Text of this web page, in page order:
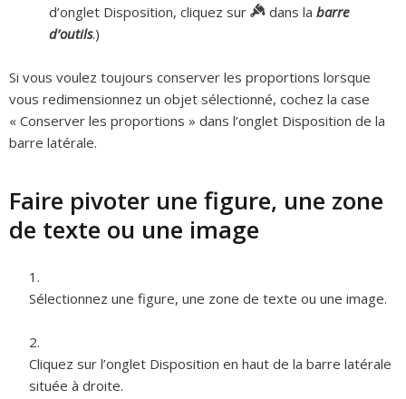
d’onglet Disposition, cliquez sur
dans la barre
d’outils.)
Si vous voulez toujours conserver les proportions lorsque
vous redimensionnez un objet sélectionné, cochez la case
« Conserver les proportions » dans l’onglet Disposition de la
barre latérale.
Faire pivoter une figure, une zone
de texte ou une image
Sélectionnez une figure, une zone de texte ou une image.
Cliquez sur l’onglet Disposition en haut de la barre latérale
située à droite.